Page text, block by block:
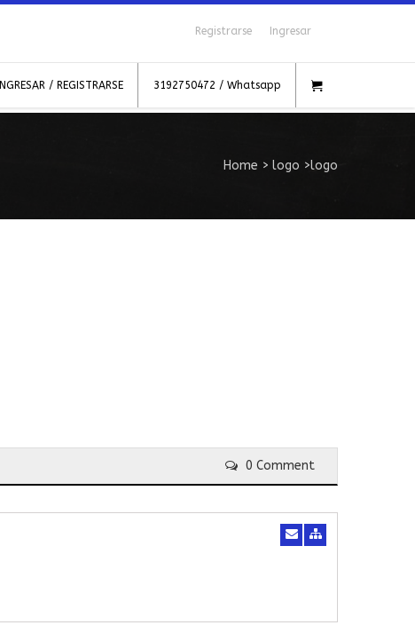
Registrarse Ingresar
INGRESAR / REGISTRARSE 3192750472 / Whatsapp
Home > logo >logo
0 Comment